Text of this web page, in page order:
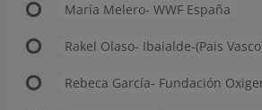
María Melero- WWF España
Rakel Olaso- Ibaialde-(Pais
Rebeca García- Fundación